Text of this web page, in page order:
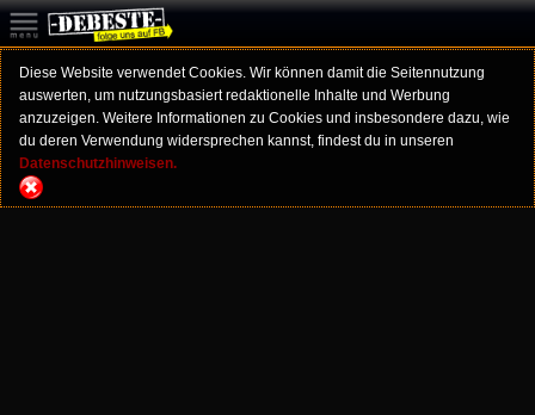
Diese Website verwendet Cookies. Wir können damit die Seitennutzung
auswerten, um nutzungsbasiert redaktionelle Inhalte und Werbung
anzuzeigen. Weitere Informationen zu Cookies und insbesondere dazu, wie
du deren Verwendung widersprechen kannst, findest du in unseren
Datenschutzhinweisen.